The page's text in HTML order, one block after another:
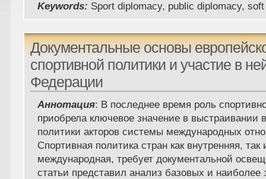
Keywords: Sport diplomacy, public diplomacy,
Документальные основы
спортивной политики и участие в
Федерации
Аннотация: В последнее время роль
приобрела ключевое значение в выстраивании
политики акторов системы международных
Спортивная политика стран как внутренняя, так
международная, требует документальной
статьи представил анализ базовых и наиболее